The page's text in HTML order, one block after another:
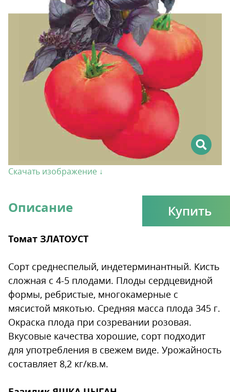
Скачать изображение ↓
Купить
Описание
Томат ЗЛАТОУСТ
Сорт среднеспелый, индетерминантный. Кисть
сложная с 4-5 плодами. Плоды сердцевидной
формы, ребристые, многокамерные с
мясистой мякотью. Средняя масса плода 345 г.
Окраска плода при созревании розовая.
Вкусовые качества хорошие, сорт подходит
для употребления в свежем виде. Урожайность
составляет 8,2 кг/кв.м.